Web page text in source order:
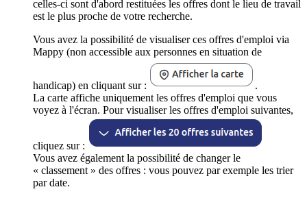
celles-ci sont d'abord restituées les offres dont le lieu de travail
est le plus proche de votre recherche.
Vous avez la possibilité de visualiser ces offres d'emploi via
Mappy (non accessible aux personnes en situation de
handicap) en cliquant sur :
.
La carte affiche uniquement les offres d'emploi que vous
voyez à l'écran. Pour visualiser les offres d'emploi suivantes,
cliquez sur :
Vous avez également la possibilité de changer le
« classement » des offres : vous pouvez par exemple les trier
par date.